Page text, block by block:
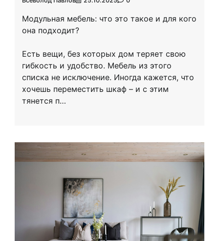
Модульная мебель: что это такое и для кого
она подходит?
Есть вещи, без которых дом теряет свою
гибкость и удобство. Мебель из этого
списка не исключение. Иногда кажется, что
хочешь переместить шкаф – и с этим
тянется п…